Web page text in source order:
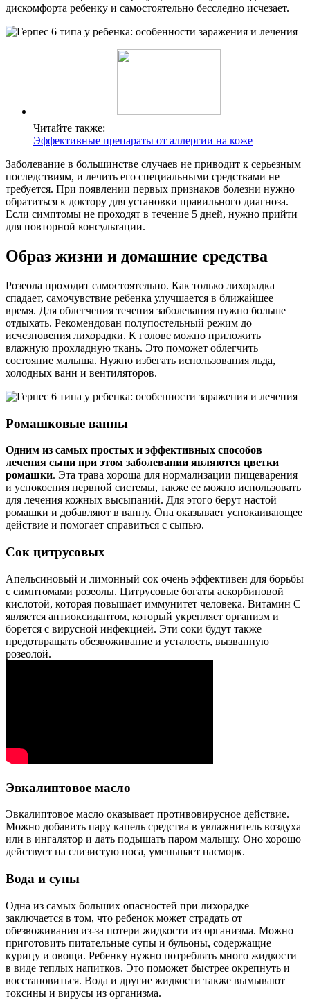
дискомфорта ребенку и самостоятельно бесследно исчезает.
Читайте также:
Эффективные препараты от аллергии на коже
Заболевание в большинстве случаев не приводит к серьезным
последствиям, и лечить его специальными средствами не
требуется. При появлении первых признаков болезни нужно
обратиться к доктору для установки правильного диагноза.
Если симптомы не проходят в течение 5 дней, нужно прийти
для повторной консультации.
Образ жизни и домашние средства
Розеола проходит самостоятельно. Как только лихорадка
спадает, самочувствие ребенка улучшается в ближайшее
время. Для облегчения течения заболевания нужно больше
отдыхать. Рекомендован полупостельный режим до
исчезновения лихорадки. К голове можно приложить
влажную прохладную ткань. Это поможет облегчить
состояние малыша. Нужно избегать использования льда,
холодных ванн и вентиляторов.
Ромашковые ванны
Одним из самых простых и эффективных способов
лечения сыпи при этом заболевании являются цветки
ромашки. Эта трава хороша для нормализации пищеварения
и успокоения нервной системы, также ее можно использовать
для лечения кожных высыпаний. Для этого берут настой
ромашки и добавляют в ванну. Она оказывает успокаивающее
действие и помогает справиться с сыпью.
Сок цитрусовых
Апельсиновый и лимонный сок очень эффективен для борьбы
с симптомами розеолы. Цитрусовые богаты аскорбиновой
кислотой, которая повышает иммунитет человека. Витамин С
является антиоксидантом, который укрепляет организм и
борется с вирусной инфекцией. Эти соки будут также
предотвращать обезвоживание и усталость, вызванную
розеолой.
Эвкалиптовое масло
Эвкалиптовое масло оказывает противовирусное действие.
Можно добавить пару капель средства в увлажнитель воздуха
или в ингалятор и дать подышать паром малышу. Оно хорошо
действует на слизистую носа, уменьшает насморк.
Вода и супы
Одна из самых больших опасностей при лихорадке
заключается в том, что ребенок может страдать от
обезвоживания из-за потери жидкости из организма. Можно
приготовить питательные супы и бульоны, содержащие
курицу и овощи. Ребенку нужно потреблять много жидкости
в виде теплых напитков. Это поможет быстрее окрепнуть и
восстановиться. Вода и другие жидкости также вымывают
токсины и вирусы из организма.